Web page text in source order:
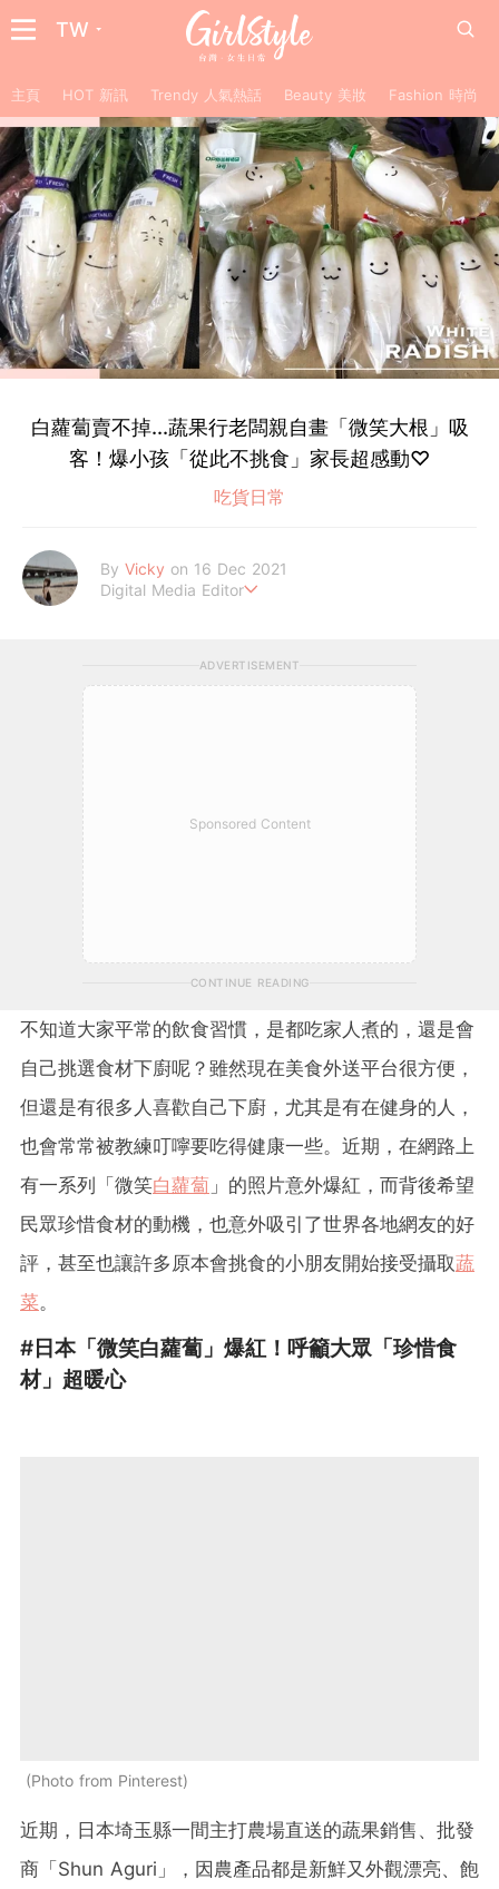
TW
主頁 HOT 新訊 Trendy 人氣熱話 Beauty 美妝 Fashion 時尚
白蘿蔔賣不掉...蔬果行老闆親自畫「微笑大根」吸
客！爆小孩「從此不挑食」家長超感動♡
吃貨日常
By Vicky on 16 Dec 2021
Digital Media Editor
ADVERTISEMENT
Sponsored Content
CONTINUE READING
不知道大家平常的飲食習慣，是都吃家人煮的，還是會
自己挑選食材下廚呢？雖然現在美食外送平台很方便，
但還是有很多人喜歡自己下廚，尤其是有在健身的人，
也會常常被教練叮嚀要吃得健康一些。近期，在網路上
有一系列「微笑白蘿蔔 」的照片意外爆紅，而背後希望
民眾珍惜食材的動機，也意外吸引了世界各地網友的好
評，甚至也讓許多原本會挑食的小朋友開始接受攝取蔬
菜。
#日本「微笑白蘿蔔」爆紅！呼籲大眾「珍惜食
材」超暖心
Photo from Pinterest
近期，日本埼玉縣一間主打農場直送的蔬果銷售、批發
商「Shun Aguri」，因農產品都是新鮮又外觀漂亮、飽